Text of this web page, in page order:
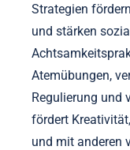
Strategien
und stärken
Atemübungen,
Regulierung und
fördert
und mit anderen